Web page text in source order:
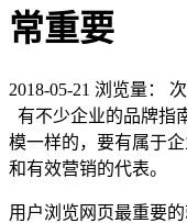
常重要
2018-05-21 浏览量：
次
有不少企业的品牌指
模一样的，要有属于
和有效营销的代表。
用户浏览网页最重要